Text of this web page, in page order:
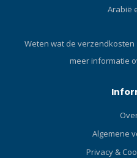
onderpakken!CompressieArabië
Weten wat de verzendkosten
meer informatie
Algemene
Privacy &